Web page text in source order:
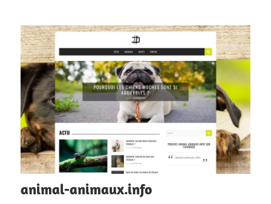
animal-animaux.info